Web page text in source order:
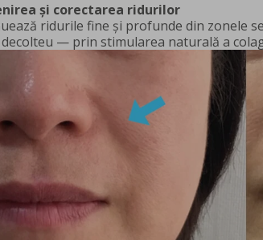
și corectarea ridurilor
ridurile fine și profunde din zonele
— prin stimularea naturală a